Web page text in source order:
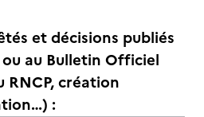
et décisions publiés
au Bulletin Officiel
RNCP, création
: